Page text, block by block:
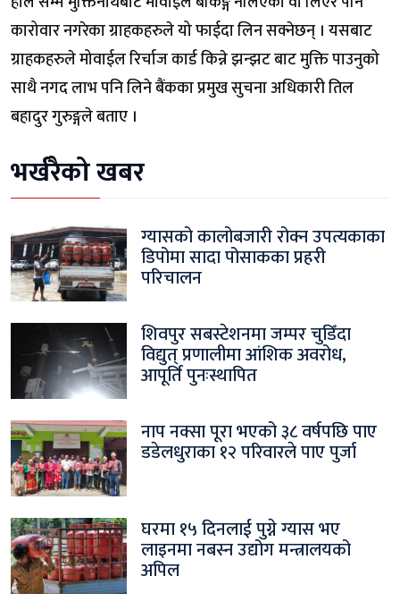
कारोवार नगरेका ग्राहकहरुले यो फाईदा लिन सक्नेछन् । यसबाट
ग्राहकहरुले मोवाईल रिर्चाज कार्ड किन्ने झन्झट बाट मुक्ति पाउनुको
साथै नगद लाभ पनि लिने बैंकका प्रमुख सुचना अधिकारी तिल
बहादुर गुरुङ्गले बताए ।
भर्खरैको खबर
ग्यासको कालोबजारी रोक्न उपत्यकाका
डिपोमा सादा पोसाकका प्रहरी
परिचालन
शिवपुर सबस्टेशनमा जम्पर चुडिँदा
विद्युत् प्रणालीमा आंशिक अवरोध,
आपूर्ति पुनःस्थापित
नाप नक्सा पूरा भएको ३८ वर्षपछि पाए
डडेलधुराका १२ परिवारले पाए पुर्जा
घरमा १५ दिनलाई पुग्ने ग्यास भए
लाइनमा नबस्न उद्योग मन्त्रालयको
अपिल